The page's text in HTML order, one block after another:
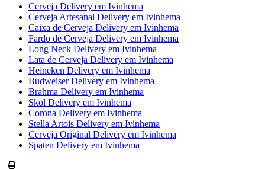
Cerveja Delivery em Ivinhema
Cerveja Artesanal Delivery em Ivinhema
Caixa de Cerveja Delivery em Ivinhema
Fardo de Cerveja Delivery em Ivinhema
Long Neck Delivery em Ivinhema
Lata de Cerveja Delivery em Ivinhema
Heineken Delivery em Ivinhema
Budweiser Delivery em Ivinhema
Brahma Delivery em Ivinhema
Skol Delivery em Ivinhema
Corona Delivery em Ivinhema
Stella Artois Delivery em Ivinhema
Cerveja Original Delivery em Ivinhema
Spaten Delivery em Ivinhema